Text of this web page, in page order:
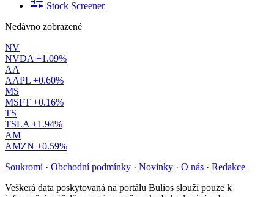
Stock Screener
Nedávno zobrazené
NV
NVDA +1.09%
AA
AAPL +0.60%
MS
MSFT +0.16%
TS
TSLA +1.94%
AM
AMZN +0.59%
Soukromí · Obchodní podmínky · Novinky · O nás · Redakce
Veškerá data poskytovaná na portálu Bulios slouží pouze k